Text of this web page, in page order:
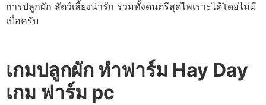
การปลูกผัก สัตว์เลี้ยงน่ารัก รวมทั้งดนตรีสุดไพเราะได้โดยไม่มี
เบื่อครับ
เกมปลูกผัก ทําฟาร์ม Hay Day
เกม ฟาร์ม pc